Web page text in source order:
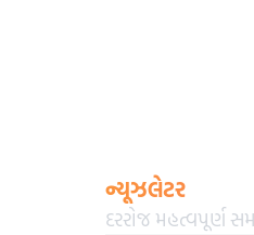
ન્યૂઝલેટર
દરરોજ મહત્વપૂર્ણ